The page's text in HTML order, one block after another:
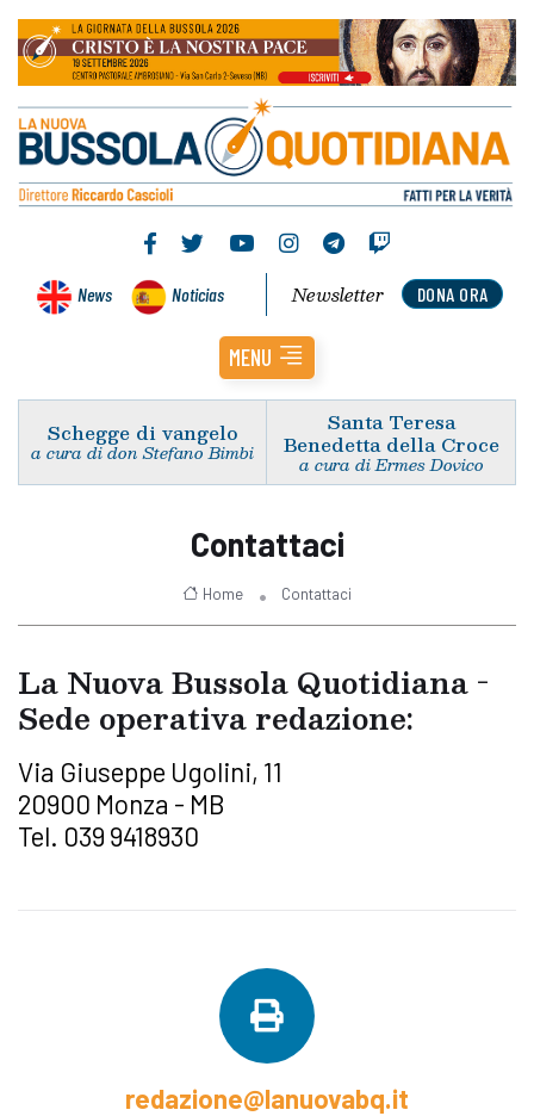
News Noticias DONA ORA
Newsletter
MENU
Schegge di vangelo
a cura di don Stefano Bimbi
Santa Teresa
Benedetta della Croce
a cura di Ermes Dovico
Contattaci
Home Contattaci
La Nuova Bussola Quotidiana -
Sede operativa redazione:
Via Giuseppe Ugolini, 11
20900 Monza - MB
Tel. 039 9418930
redazione@lanuovabq.it